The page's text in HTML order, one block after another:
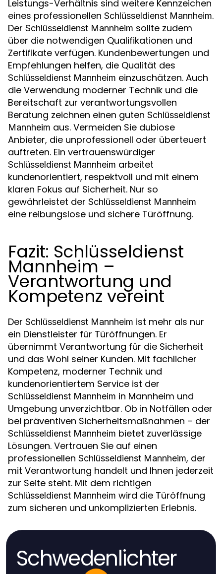
Leistungs-Verhältnis sind weitere Kennzeichen
eines professionellen Schlüsseldienst Mannheim.
Der Schlüsseldienst Mannheim sollte zudem
über die notwendigen Qualifikationen und
Zertifikate verfügen. Kundenbewertungen und
Empfehlungen helfen, die Qualität des
Schlüsseldienst Mannheim einzuschätzen. Auch
die Verwendung moderner Technik und die
Bereitschaft zur verantwortungsvollen
Beratung zeichnen einen guten Schlüsseldienst
Mannheim aus. Vermeiden Sie dubiose
Anbieter, die unprofessionell oder überteuert
auftreten. Ein vertrauenswürdiger
Schlüsseldienst Mannheim arbeitet
kundenorientiert, respektvoll und mit einem
klaren Fokus auf Sicherheit. Nur so
gewährleistet der Schlüsseldienst Mannheim
eine reibungslose und sichere Türöffnung.
Fazit: Schlüsseldienst
Mannheim –
Verantwortung und
Kompetenz vereint
Der Schlüsseldienst Mannheim ist mehr als nur
ein Dienstleister für Türöffnungen. Er
übernimmt Verantwortung für die Sicherheit
und das Wohl seiner Kunden. Mit fachlicher
Kompetenz, moderner Technik und
kundenorientiertem Service ist der
Schlüsseldienst Mannheim in Mannheim und
Umgebung unverzichtbar. Ob in Notfällen oder
bei präventiven Sicherheitsmaßnahmen – der
Schlüsseldienst Mannheim bietet zuverlässige
Lösungen. Vertrauen Sie auf einen
professionellen Schlüsseldienst Mannheim, der
mit Verantwortung handelt und Ihnen jederzeit
zur Seite steht. Mit dem richtigen
Schlüsseldienst Mannheim wird die Türöffnung
zum sicheren und unkomplizierten Erlebnis.
Schwedenlichter